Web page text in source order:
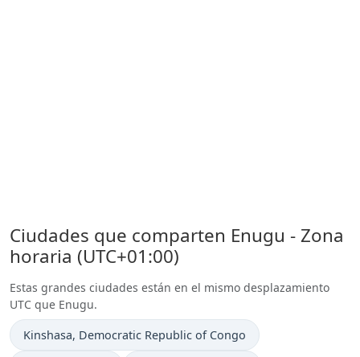
Ciudades que comparten Enugu - Zona
horaria (UTC+01:00)
Estas grandes ciudades están en el mismo desplazamiento
UTC que Enugu.
Hora actual en
Kinshasa, Democratic Republic of Congo